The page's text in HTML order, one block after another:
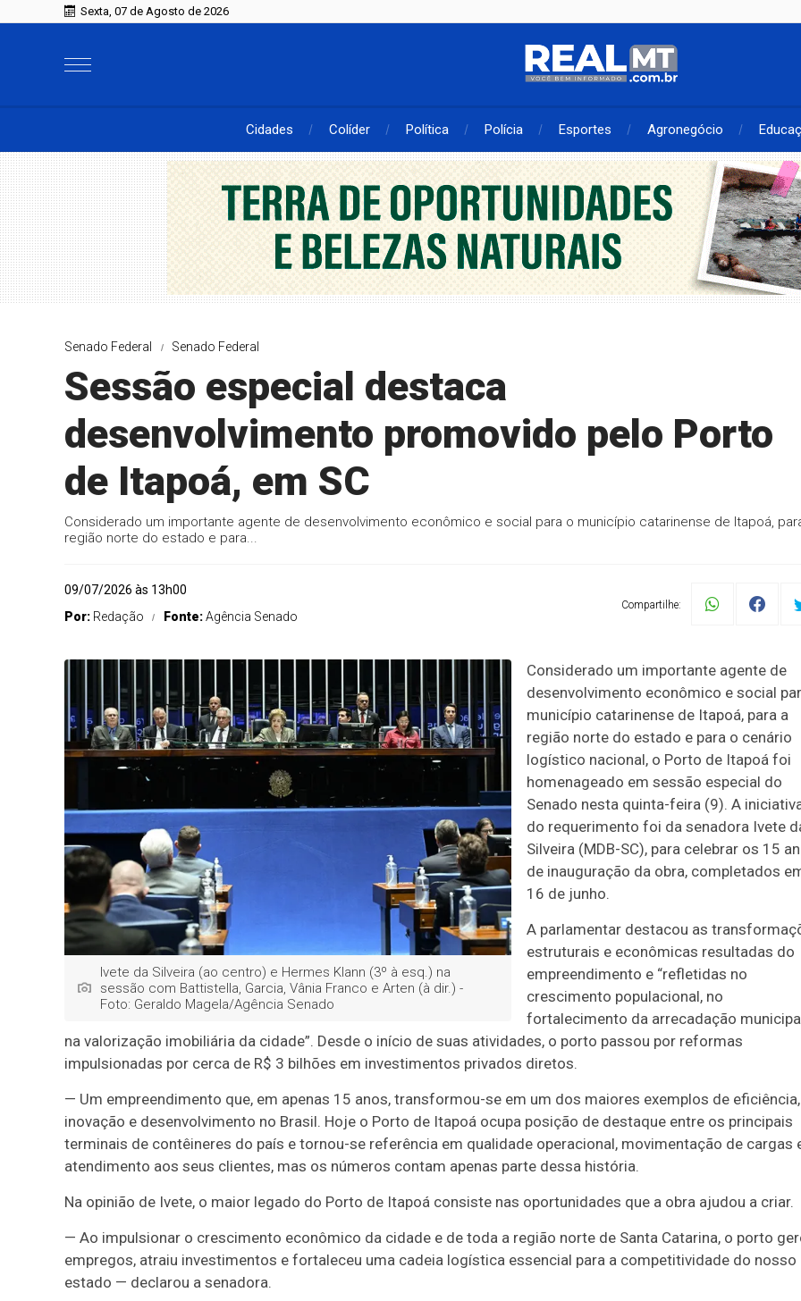
Sexta, 07 de Agosto de 2026
Cidades Colíder Política Polícia Esportes Agronegócio
Senado Federal Senado Federal
Sessão especial destaca
desenvolvimento promovido pelo Porto
de Itapoá, em SC
Considerado um importante agente de desenvolvimento econômico e social para o município catarinense de Itapoá,
região norte do estado e para...
09/07/2026 às 13h00
Por: Redação Fonte:Agência Senado
Compartilhe:
Ivete da Silveira (ao centro) e Hermes Klann (3º à esq.) na
sessão com Battistella, Garcia, Vânia Franco e Arten (à dir.) -
Foto: Geraldo Magela/Agência Senado
Considerado um importante agente de
desenvolvimento econômico e social
município catarinense de Itapoá, para a
região norte do estado e para o cenário
logístico nacional, o Porto de Itapoá foi
homenageado em sessão especial do
Senado nesta quinta-feira (9). A
do requerimento foi da senadora Ivete
Silveira (MDB-SC), para celebrar os 15
de inauguração da obra, completados
16 de junho.
A parlamentar destacou as
estruturais e econômicas resultadas do
empreendimento e “refletidas no
crescimento populacional, no
fortalecimento da arrecadação
na valorização imobiliária da cidade”. Desde o início de suas atividades, o porto passou por reformas
impulsionadas por cerca de R$ 3 bilhões em investimentos privados diretos.
— Um empreendimento que, em apenas 15 anos, transformou-se em um dos maiores exemplos de eficiência,
inovação e desenvolvimento no Brasil. Hoje o Porto de Itapoá ocupa posição de destaque entre os principais
terminais de contêineres do país e tornou-se referência em qualidade operacional, movimentação de cargas
atendimento aos seus clientes, mas os números contam apenas parte dessa história.
Na opinião de Ivete, o maior legado do Porto de Itapoá consiste nas oportunidades que a obra ajudou a criar.
— Ao impulsionar o crescimento econômico da cidade e de toda a região norte de Santa Catarina, o porto
empregos, atraiu investimentos e fortaleceu uma cadeia logística essencial para a competitividade do nosso
estado — declarou a senadora.